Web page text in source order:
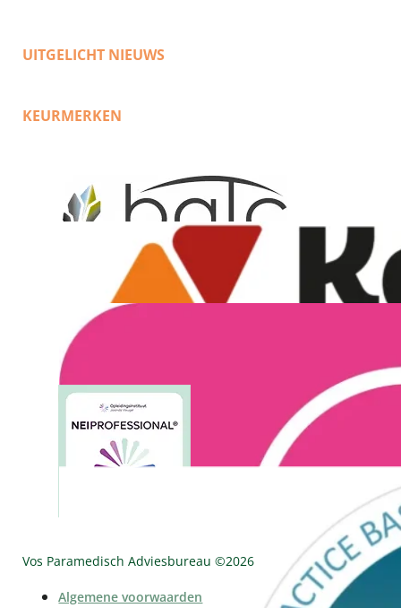
UITGELICHT NIEUWS
KEURMERKEN
Vos Paramedisch Adviesbureau ©2026
Algemene voorwaarden